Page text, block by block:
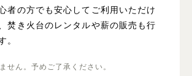
者の方でも安心してご利用いただけ
焚き火台のレンタルや薪の販売も行
。
せん。予めご了承ください。